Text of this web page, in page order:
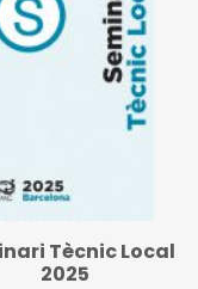
Tècnic Local
2025